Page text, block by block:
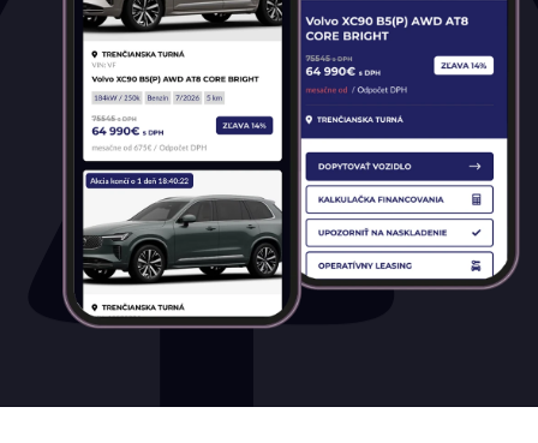
Benzín
Benzín+LPG
Diesel
Elektromobil
Hybrid
Mild hybrid benzín
Mild hybrid diesel
Plugin hybrid